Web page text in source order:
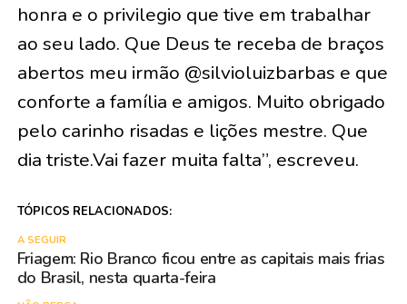
honra e o privilegio que tive em trabalhar
ao seu lado. Que Deus te receba de braços
abertos meu irmão @silvioluizbarbas e que
conforte a família e amigos. Muito obrigado
pelo carinho risadas e lições mestre. Que
dia triste.Vai fazer muita falta”, escreveu.
TÓPICOS RELACIONADOS:
A SEGUIR
Friagem: Rio Branco ficou entre as capitais mais frias
do Brasil, nesta quarta-feira